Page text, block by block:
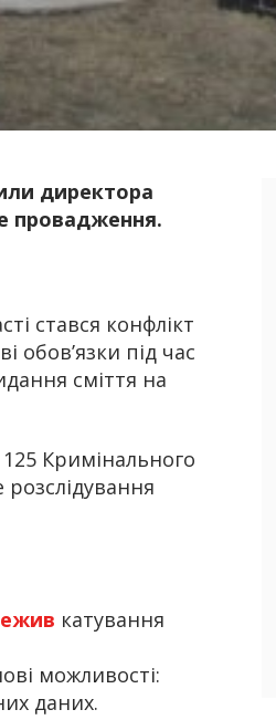
директора
провадження.
стався конфлікт
обов’язки під час
сміття на
Кримінального
катування
можливості:
даних.